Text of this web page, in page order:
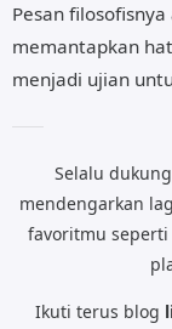
Pesan
memantapkan
menjadi ujian
Selalu
mendengarkan
favoritmu seperti
Ikuti terus blog